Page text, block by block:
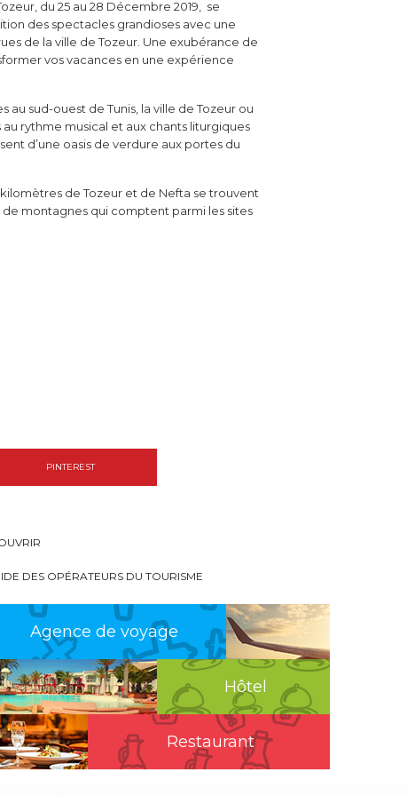
du 25 au 28 Décembre 2019, se
des spectacles grandioses avec une
de la ville de Tozeur. Une exubérance de
vos vacances en une expérience
sud-ouest de Tunis, la ville de Tozeur ou
rythme musical et aux chants liturgiques
d’une oasis de verdure aux portes du
de Tozeur et de Nefta se trouvent
de montagnes qui comptent parmi les sites
PINTEREST
DES OPÉRATEURS DU TOURISME
Agence de voyage
Hôtel
Restaurant